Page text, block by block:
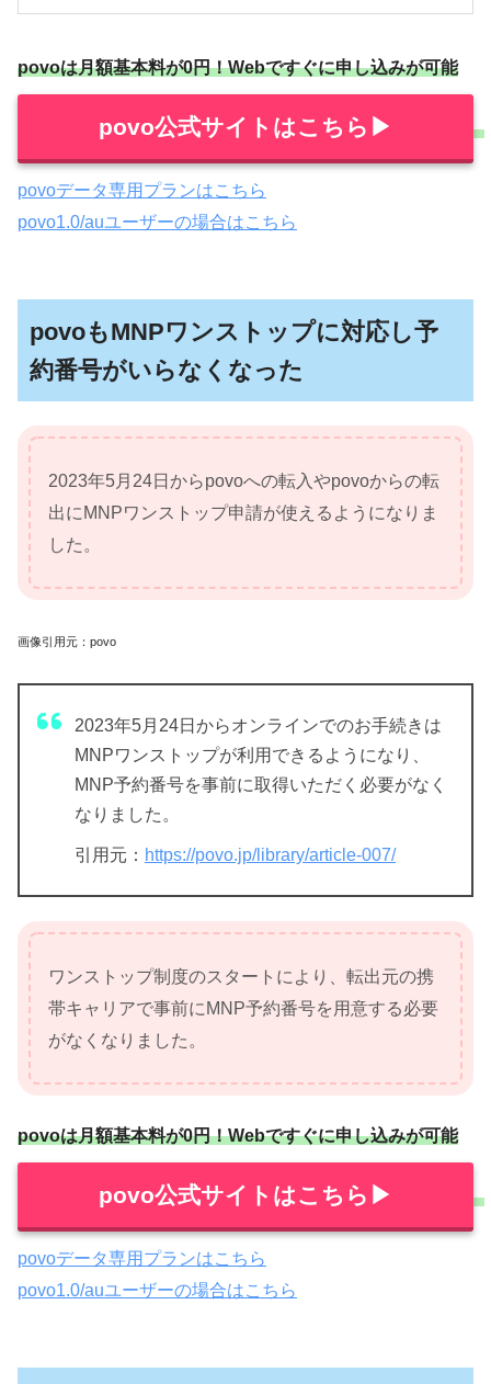
povoは月額基本料が0円！Webですぐに申し込みが可能
povo公式サイトはこちら▶︎
povoデータ専用プランはこちら
povo1.0/auユーザーの場合はこちら
povoもMNPワンストップに対応し予
約番号がいらなくなった
2023年5月24日からpovoへの転入やpovoからの転
出にMNPワンストップ申請が使えるようになりま
した。
画像引用元：povo
2023年5月24日からオンラインでのお手続きは
MNPワンストップが利用できるようになり、
MNP予約番号を事前に取得いただく必要がなく
なりました。
引用元： https://povo.jp/library/article-007/
ワンストップ制度のスタートにより、転出元の携
帯キャリアで事前にMNP予約番号を用意する必要
がなくなりました。
povoは月額基本料が0円！Webですぐに申し込みが可能
povo公式サイトはこちら▶︎
povoデータ専用プランはこちら
povo1.0/auユーザーの場合はこちら